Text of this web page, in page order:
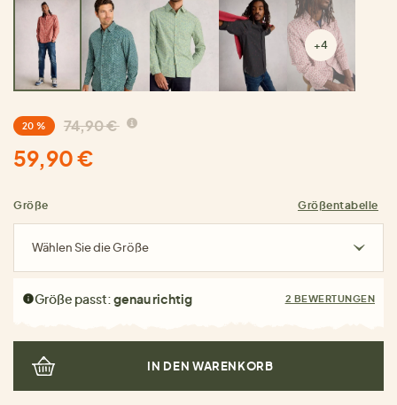
+4
20 % 74,90 €
59,90 €
Größe Größentabelle
Wählen Sie die Größe
Größe passt:genau richtig 2 BEWERTUNGEN
IN DEN WARENKORB